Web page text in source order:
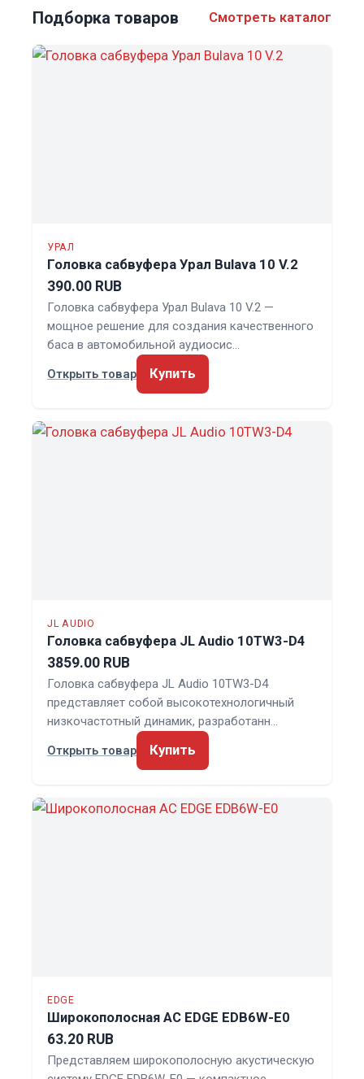
Подборка товаров Смотреть каталог
УРАЛ
Головка сабвуфера Урал Bulava 10 V.2
390.00 RUB
Головка сабвуфера Урал Bulava 10 V.2 —
мощное решение для создания качественного
баса в автомобильной аудиосис…
Открыть товар
Купить
JL AUDIO
Головка сабвуфера JL Audio 10TW3-D4
3859.00 RUB
Головка сабвуфера JL Audio 10TW3-D4
представляет собой высокотехнологичный
низкочастотный динамик, разработанн…
Открыть товар
Купить
EDGE
Широкополосная АС EDGE EDB6W-E0
63.20 RUB
Представляем широкополосную акустическую